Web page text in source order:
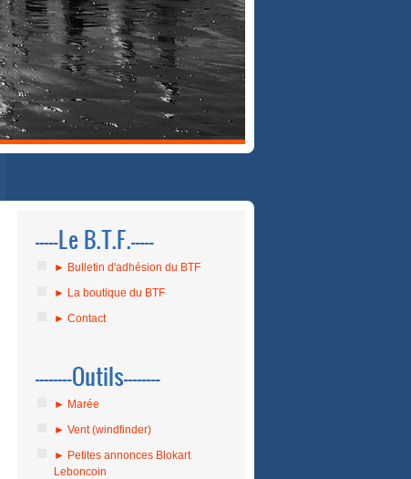
-----Le B.T.F.-----
► Bulletin d'adhésion du BTF
► La boutique du BTF
► Contact
--------Outils--------
► Marée
► Vent (windfinder)
► Petites annonces Blokart
Leboncoin